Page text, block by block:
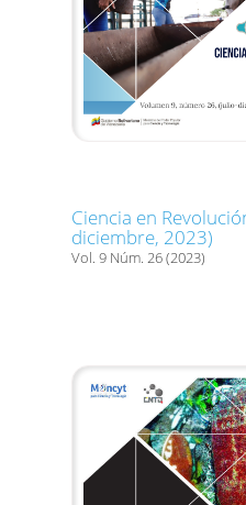
Ciencia en
diciembre, 2023)
Vol. 9 Núm. 26 (2023)